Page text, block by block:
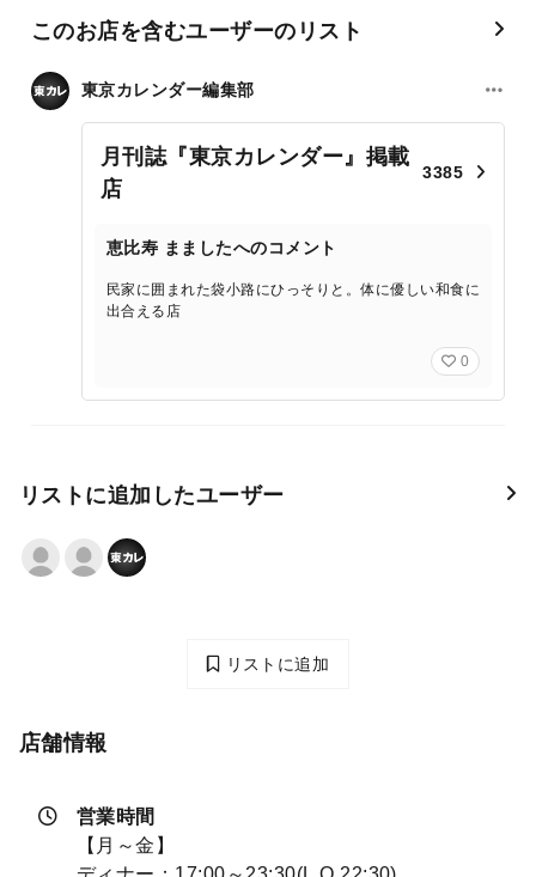
このお店を含むユーザーのリスト
東京カレンダー編集部
月刊誌『東京カレンダー』掲載
店
3385
恵比寿 まましたへのコメント
民家に囲まれた袋小路にひっそりと。体に優しい和食に
出合える店
0
リストに追加したユーザー
リストに追加
店舗情報
営業時間
【月～金】